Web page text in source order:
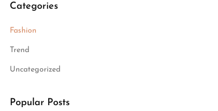
Categories
Fashion
Trend
Uncategorized
Popular Posts